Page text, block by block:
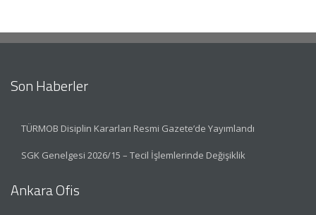
Son Haberler
TÜRMOB Disiplin Kararları Resmi Gazete’de Yayımlandı
SGK Genelgesi 2026/15 – Tecil İşlemlerinde Değişiklik
Ankara Ofis